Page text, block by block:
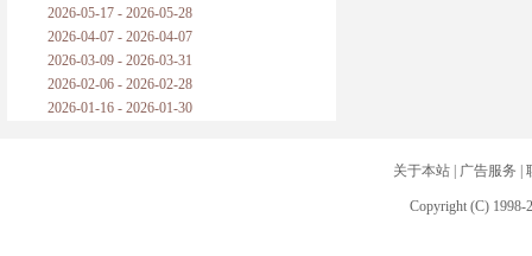
2026-05-17 - 2026-05-28
2026-04-07 - 2026-04-07
2026-03-09 - 2026-03-31
2026-02-06 - 2026-02-28
2026-01-16 - 2026-01-30
关于本站| 广告服务
Copyright (C) 1998-